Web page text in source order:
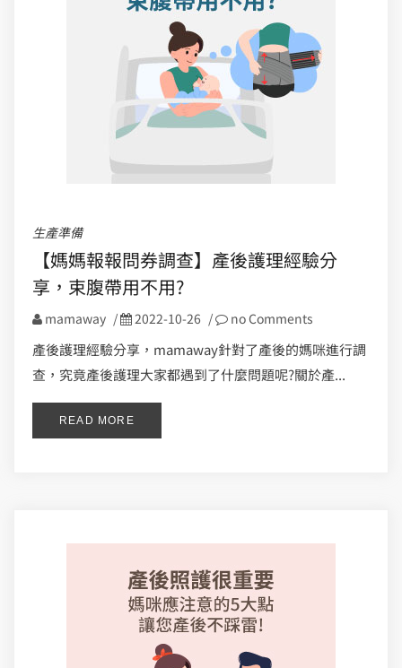
生產準備
【媽媽報報問券調查】產後護理經驗分
享，束腹帶用不用?
mamaway / 2022-10-26 / no Comments
產後護理經驗分享，mamaway針對了產後的媽咪進行調
查，究竟產後護理大家都遇到了什麼問題呢?關於產...
READ MORE